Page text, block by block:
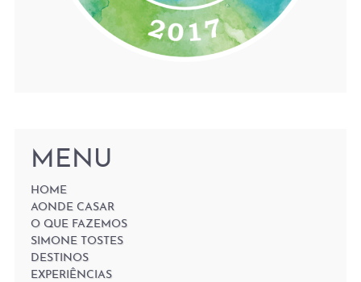
MENU
HOME
AONDE CASAR
O QUE FAZEMOS
SIMONE TOSTES
DESTINOS
EXPERIÊNCIAS